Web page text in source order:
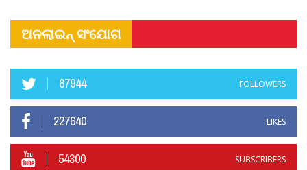
ଅନଲାଇନ୍ ସଂଯୋଗ
67944 FOLLOWERS
227640 LIKES
54300 SUBSCRIBERS